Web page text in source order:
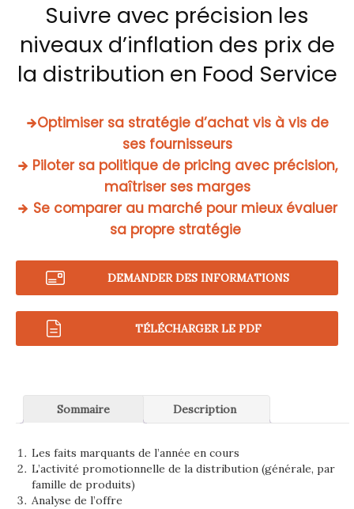
Suivre avec précision les
niveaux d’inflation des prix de
la distribution en Food Service
Optimiser sa stratégie d’achat vis à vis de
ses fournisseurs
Piloter sa politique de pricing avec précision,
maîtriser ses marges
Se comparer au marché pourmieux évaluer
sa propre stratégie
DEMANDER DES INFORMATIONS
TÉLÉCHARGER LE PDF
Nom du contact
Prénom du
contact
Fonction
Sommaire Description
Les faits marquants de l’année en cours
L’activité promotionnelle de la distribution (générale, par
famille de produits)
Analyse de l’offre